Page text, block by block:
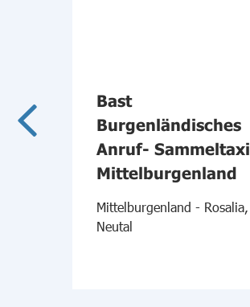
Bast
Burgenländisches
Anruf- Sammeltaxi
Mittelburgenland
Mittelburgenland - Rosalia,
Neutal